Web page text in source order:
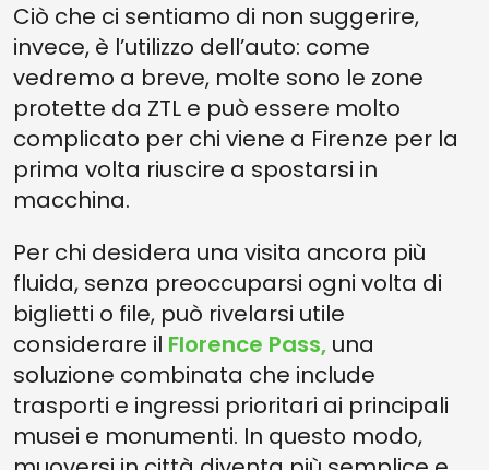
Ciò che ci sentiamo di non suggerire,
invece, è l’utilizzo dell’auto: come
vedremo a breve, molte sono le zone
protette da ZTL e può essere molto
complicato per chi viene a Firenze per la
prima volta riuscire a spostarsi in
macchina.
Per chi desidera una visita ancora più
fluida, senza preoccuparsi ogni volta di
biglietti o file, può rivelarsi utile
considerare il Florence Pass, una
soluzione combinata che include
trasporti e ingressi prioritari ai principali
musei e monumenti. In questo modo,